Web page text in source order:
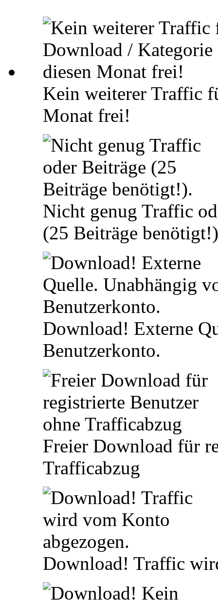
Kein weiterer Traffic
Monat frei!
Nicht genug Traffic
(25 Beiträge
Download! Externe
Benutzerkonto.
Freier Download für
Trafficabzug
Download! Traffic